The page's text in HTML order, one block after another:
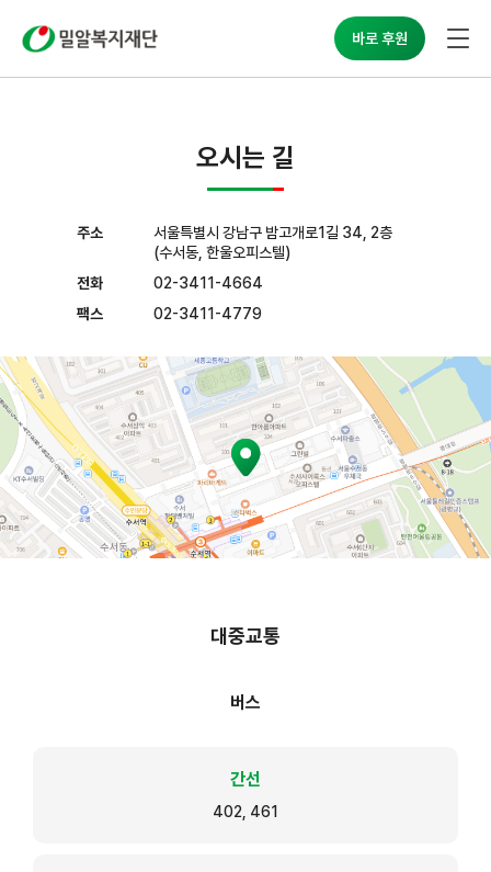
바로 후원
오시는 길
주소
서울특별시 강남구 밤고개로1길 34, 2층
(수서동, 한울오피스텔)
전화
02-3411-4664
팩스
02-3411-4779
대중교통
버스
간선
402, 461